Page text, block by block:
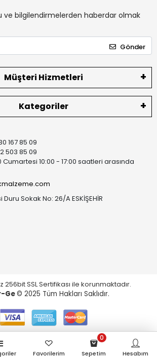
ve bilgilendirmelerden haberdar olmak
Gönder
Müşteri Hizmetleri
Kategoriler
167 85 09
503 85 09
Cumartesi 10:00 - 17:00 saatleri arasında
Sokak No: 26/A ESKİŞEHİR
256bit SSL Sertifikası ile korunmaktadır.
Ge© 2025 Tüm Hakları Saklıdır.
Favorilerim Sepetim
0
Hesabım